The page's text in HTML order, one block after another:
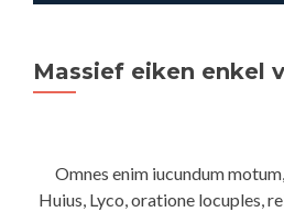
Massief eiken enkel
Omnes enim iucundum
Huius, Lyco, oratione locuples,